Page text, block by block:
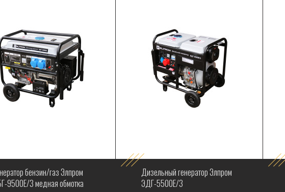
бензин/газ Элпром
9500Е/3 медная обмотка
Дизельный генератор Элпром
ЭДГ-5500Е/3